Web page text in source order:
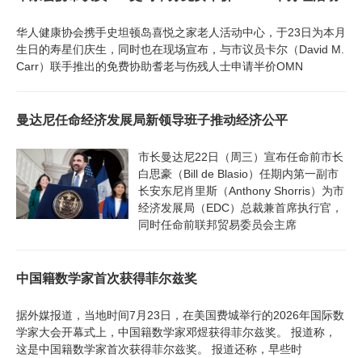
华人健康协会携手史坦顿岛喜悦之家老人活动中心，于23日为本月
生日的寿星们庆生，同时也在现场宣布，与市议员卡尔（David M.
Carr）联手推出的免费协助耆老与伤残人士申请半价OMN
曼达尼任命经济发展局新领导班子推动经济公平
市长曼达尼22日（周三）宣布任命前市长
白思豪（Bill de Blasio）任期内第一副市
长安东尼肖里斯（Anthony Shorris）为市
经济发展局（EDC）总裁兼首席执行官，
同时任命前联邦贸易委员会主席
中国籍数学家首次获得菲尔兹奖
据外媒报道，当地时间7月23日，在美国费城举行的2026年国际数
学家大会开幕式上，中国籍数学家邓煜获得菲尔兹奖。 报道称，
这是中国籍数学家首次获得菲尔兹奖。 报道还称，早些时